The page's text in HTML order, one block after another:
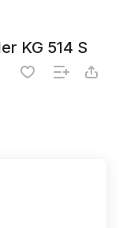
KG 514 S